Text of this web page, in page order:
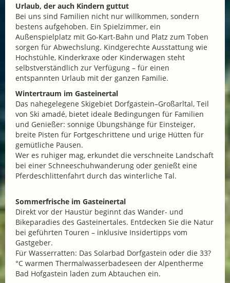
Urlaub, der auch Kindern guttut
Bei uns sind Familien nicht nur willkommen, sondern
bestens aufgehoben. Ein Spielzimmer, ein
Außenspielplatz mit Go-Kart-Bahn und Platz zum Toben
sorgen für Abwechslung. Kindgerechte Ausstattung wie
Hochstühle, Kinderkraxe oder Kinderwagen steht
selbstverständlich zur Verfügung – für einen
entspannten Urlaub mit der ganzen Familie.
Wintertraum im Gasteinertal
Das nahegelegene Skigebiet Dorfgastein–Großarltal, Teil
von Ski amadé, bietet ideale Bedingungen für Familien
und Genießer: sonnige Übungshänge für Einsteiger,
breite Pisten für Fortgeschrittene und urige Hütten für
gemütliche Pausen.
Wer es ruhiger mag, erkundet die verschneite Landschaft
bei einer Schneeschuhwanderung oder genießt eine
Pferdeschlittenfahrt durch das winterliche Tal.
Sommerfrische im Gasteinertal
Direkt vor der Haustür beginnt das Wander- und
Bikeparadies des Gasteinertales. Entdecken Sie die Natur
bei geführten Touren – inklusive Insidertipps vom
Gastgeber.
Für Wasserratten: Das Solarbad Dorfgastein oder die 33?
°C warmen Thermalwasserbadeseen der Alpentherme
Bad Hofgastein laden zum Abtauchen ein.